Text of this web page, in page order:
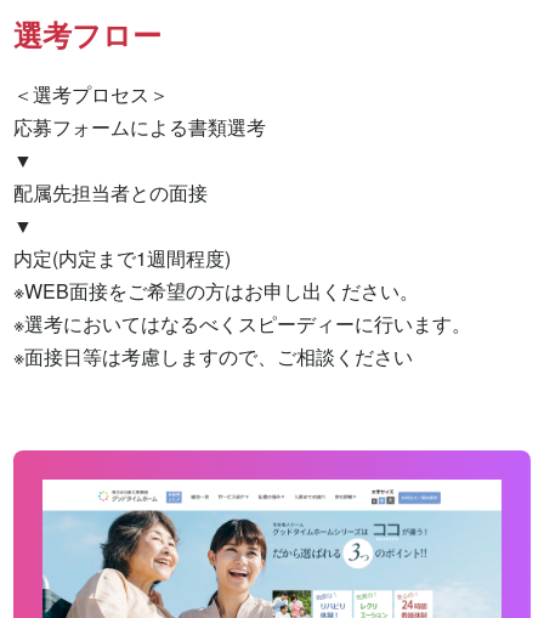
選考フロー
＜選考プロセス＞
応募フォームによる書類選考
▼
配属先担当者との面接
▼
内定(内定まで1週間程度)
※WEB面接をご希望の方はお申し出ください。
※選考においてはなるべくスピーディーに行います。
※面接日等は考慮しますので、ご相談ください